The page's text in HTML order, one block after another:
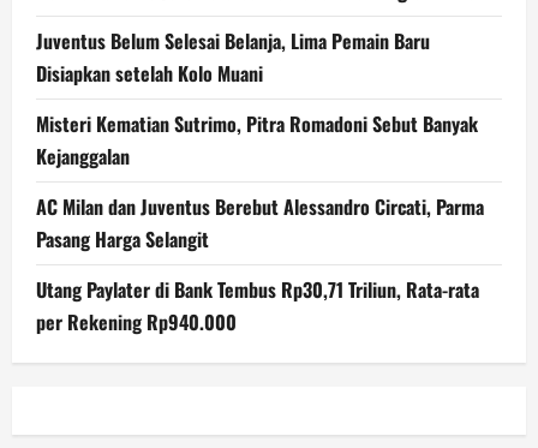
Juventus Belum Selesai Belanja, Lima Pemain Baru
Disiapkan setelah Kolo Muani
Misteri Kematian Sutrimo, Pitra Romadoni Sebut Banyak
Kejanggalan
AC Milan dan Juventus Berebut Alessandro Circati, Parma
Pasang Harga Selangit
Utang Paylater di Bank Tembus Rp30,71 Triliun, Rata-rata
per Rekening Rp940.000